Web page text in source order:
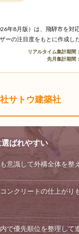
年8月版）は、飛騨市を対
ーの注目度をもとに作成し
リアルタイム集計期
先月集計期
サトウ建築社
ばれやすい
意識して外構全体を整
ンクリートの仕上がり
で優先順位を整理して